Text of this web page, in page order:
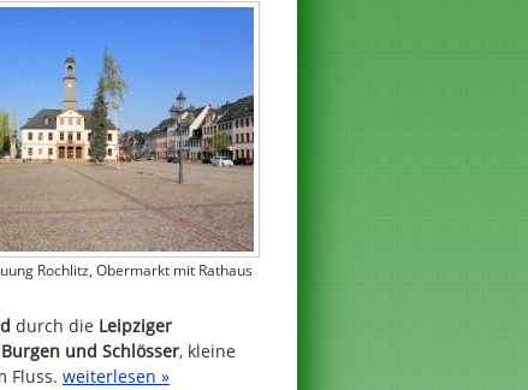
Rochlitz, Obermarkt mit Rathaus
durch die Leipziger
Burgen und Schlösser, kleine
Fluss. weiterlesen »